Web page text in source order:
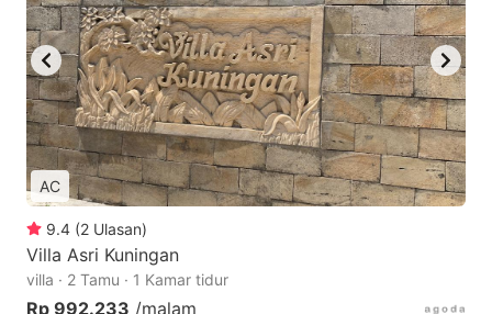
AC
9.4 (2 Ulasan)
Villa Asri Kuningan
villa · 2 Tamu · 1 Kamar tidur
Rp 992.233 /malam